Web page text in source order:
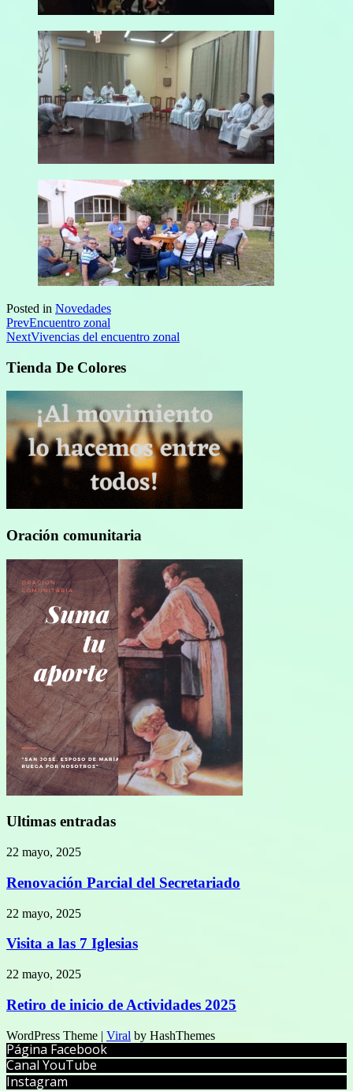
Posted in Novedades
PrevEncuentro zonal
NextVivencias del encuentro zonal
Tienda De Colores
Oración comunitaria
Ultimas entradas
22 mayo, 2025
Renovación Parcial del Secretariado
22 mayo, 2025
Visita a las 7 Iglesias
22 mayo, 2025
Retiro de inicio de Actividades 2025
WordPress Theme | Viral by HashThemes
Página Facebook
Canal YouTube
Instagram